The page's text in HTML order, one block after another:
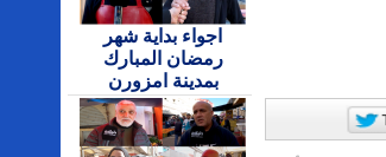
اجواء بداية شهر
رمضان المبارك
بمدينة امزورن